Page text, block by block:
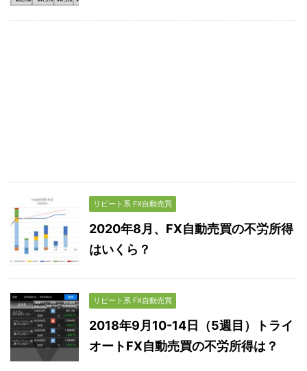
リピート系 FX自動売買
2020年8月、FX自動売買の不労所得
はいくら？
リピート系 FX自動売買
2018年9月10-14日（5週目）トライ
オートFX自動売買の不労所得は？